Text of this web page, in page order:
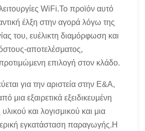
WiFi.Το προϊόν αυτό
έλξη στην αγορά λόγω της
του, ευέλικτη διαμόρφωση και
αποτελέσματος,
επιλογή στον κλάδο.
για την αριστεία στην Ε&Α,
μια εξαιρετικά εξειδικευμένη
και λογισμικού και μια
εγκατάσταση παραγωγής.Η